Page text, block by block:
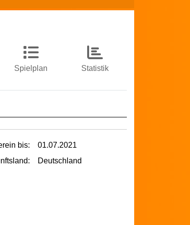
Spielplan Statistik
bis:
01.07.2021
Deutschland